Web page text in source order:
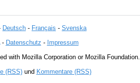
Deutsch - Français - Svenska
- Datenschutz - Impressum
with Mozilla Corporation or Mozilla Foundation.
(RSS)und Kommentare (RSS)